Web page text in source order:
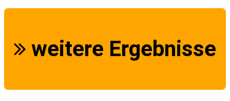
weitere Ergebnisse